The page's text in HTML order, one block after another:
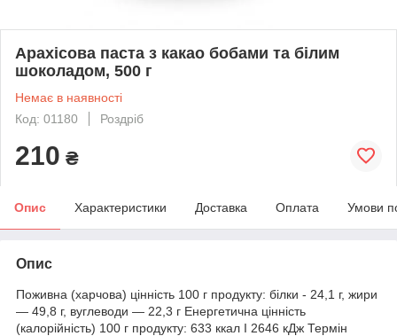
Арахісова паста з какао бобами та білим
шоколадом, 500 г
Немає в наявності
Код: 01180
Роздріб
210 ₴
Опис Характеристики Доставка Оплата Умови
Опис
Поживна (харчова) цінність 100 г продукту: білки - 24,1 г, жири
— 49,8 г, вуглеводи — 22,3 г Енергетична цінність
(калорійність) 100 г продукту: 633 ккал I 2646 кДж Термін